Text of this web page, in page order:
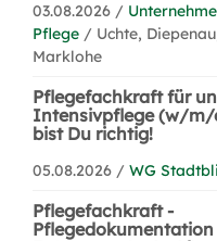
03.08.2026 /
Pflege / Uchte,
Marklohe
Pflegefachkraft für
Intensivpflege (w/m/
bist Du richtig!
05.08.2026 / WG
Pflegefachkraft -